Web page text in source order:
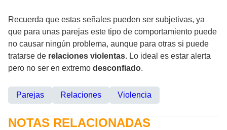
Recuerda que estas señales pueden ser subjetivas, ya
que para unas parejas este tipo de comportamiento puede
no causar ningún problema, aunque para otras si puede
tratarse de relaciones violentas. Lo ideal es estar alerta
pero no ser en extremo desconfiado.
Parejas Relaciones Violencia
NOTAS RELACIONADAS